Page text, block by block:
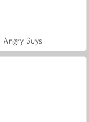
Angry Guys